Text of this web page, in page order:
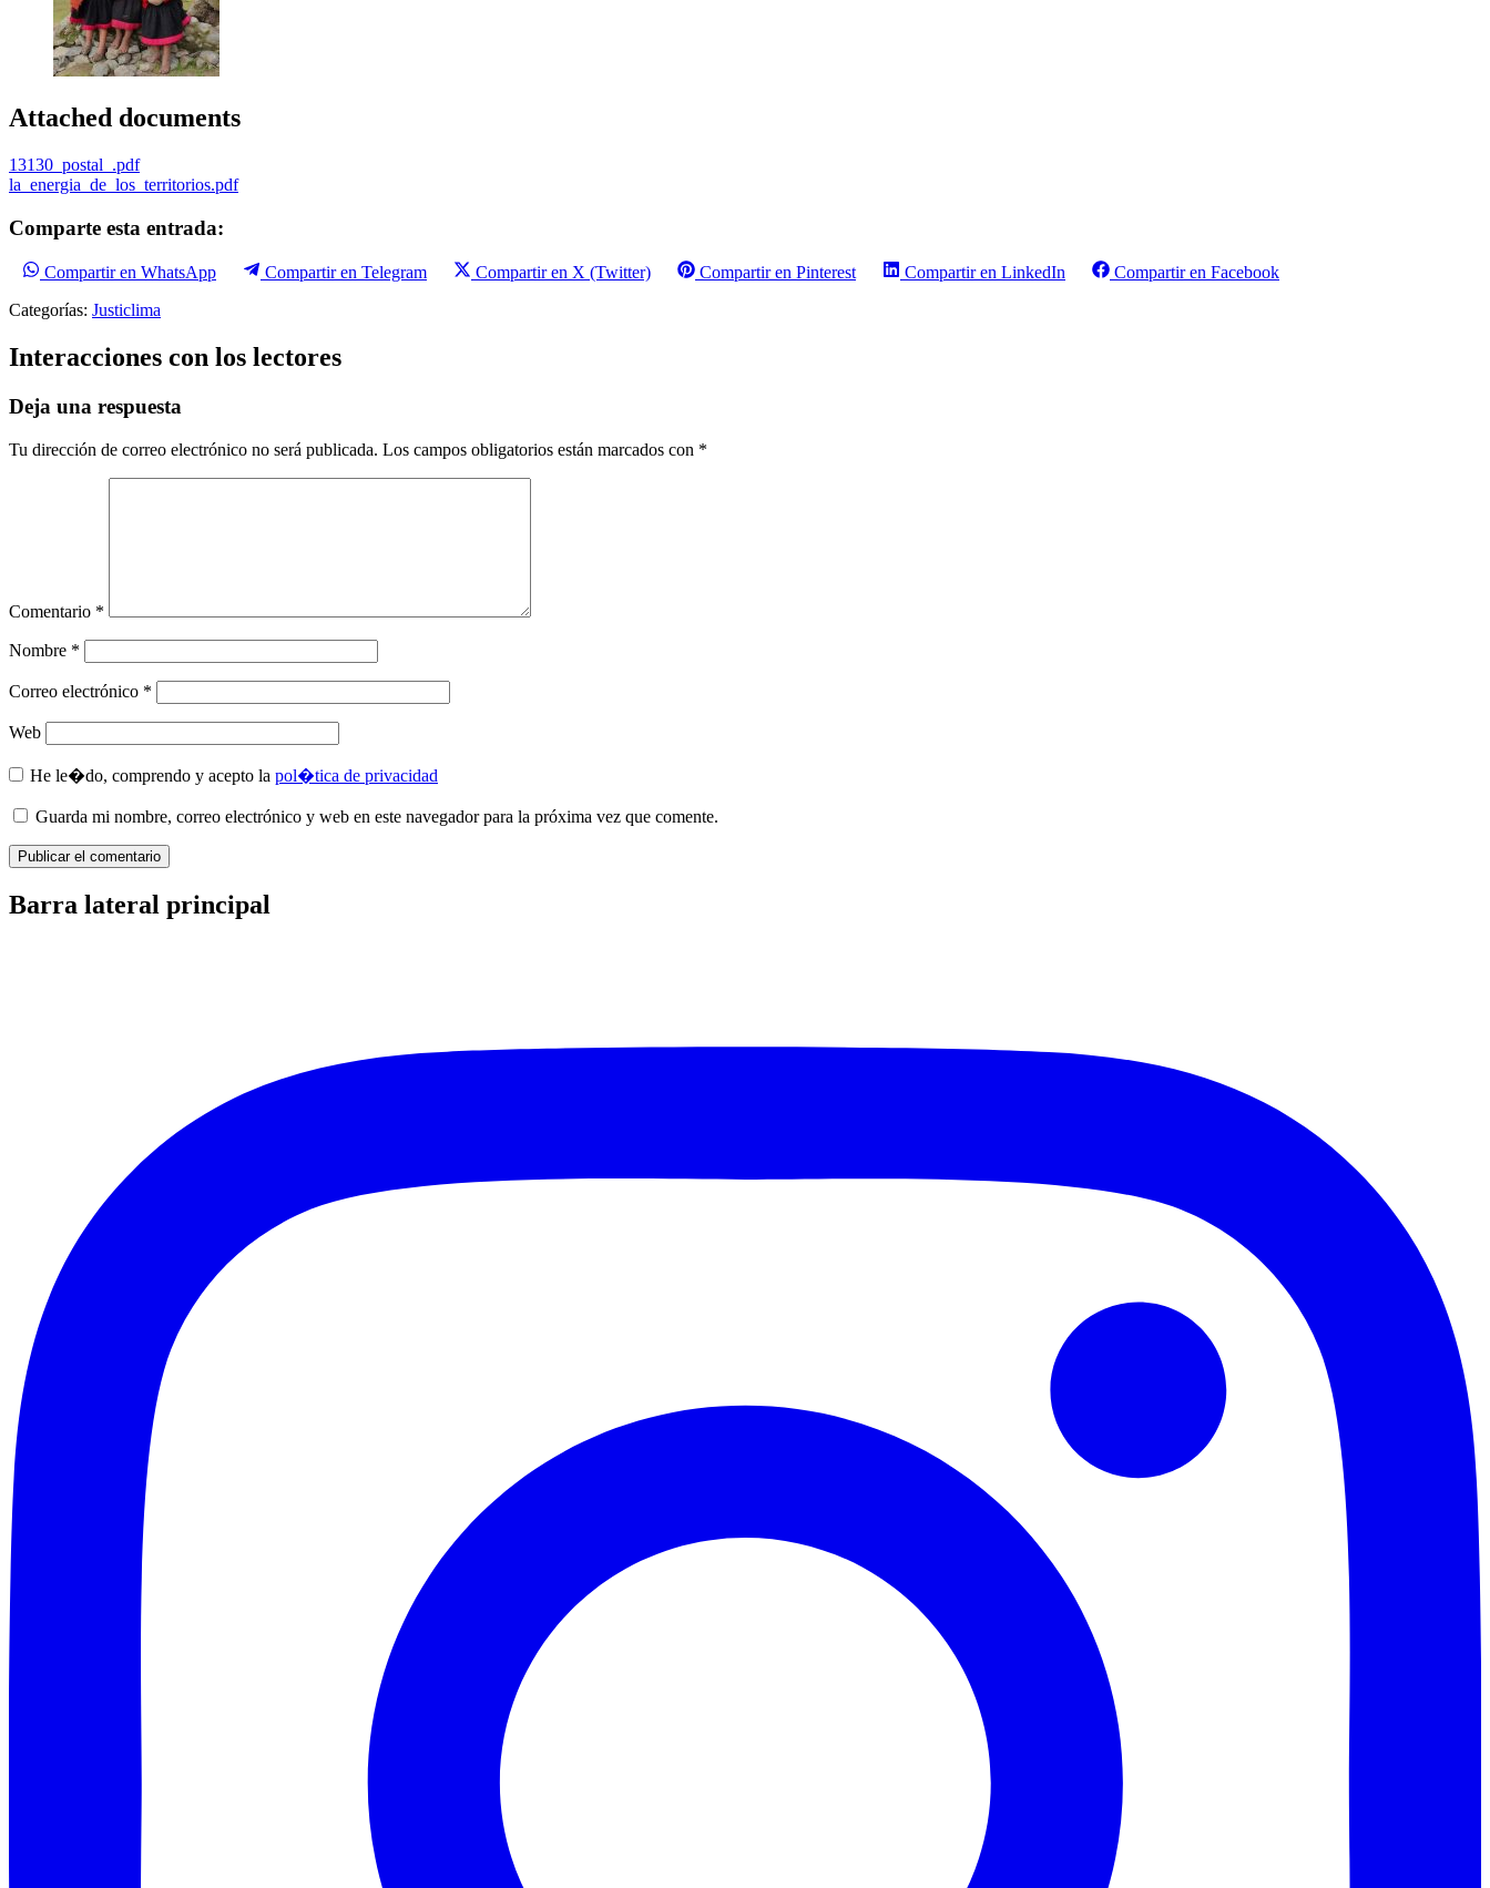
Attached documents
13130_postal_.pdf
la_energia_de_los_territorios.pdf
Comparte esta entrada:
Compartir en WhatsApp Compartir en Telegram Compartir en X (Twitter) Compartir en Pinterest Compartir en LinkedIn
Compartir en Facebook
Categorías: Justiclima
Interacciones con los lectores
Deja una respuesta
Tu dirección de correo electrónico no será publicada. Los campos obligatorios están marcados con *
Comentario *
Nombre *
Correo electrónico *
Web
He le�do, comprendo y acepto la pol�tica de privacidad
Guarda mi nombre, correo electrónico y web en este navegador para la próxima vez que comente.
Barra lateral principal